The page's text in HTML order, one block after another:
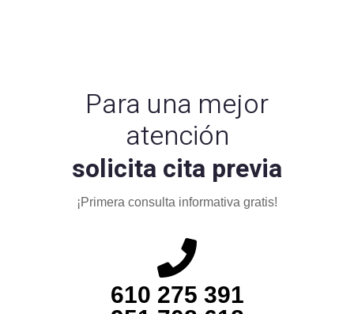
Para una mejor
atención
solicita cita previa
¡Primera consulta informativa gratis!
610 275 391